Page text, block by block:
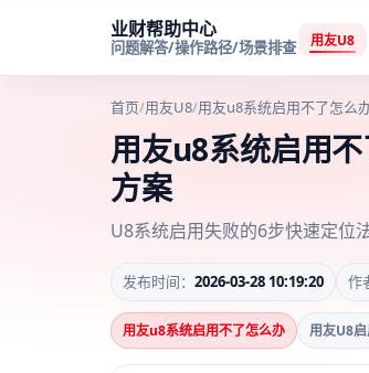
业财帮助中心
问题解答/操作路径/场景排查 用友U8
首页/用友U8/用友u8系统启用不了怎么
用友u8系统启用
方案
U8系统启用失败的6步快速定位
发布时间： 2026-03-28 10:19:20 作
用友u8系统启用不了怎么办 用友U8